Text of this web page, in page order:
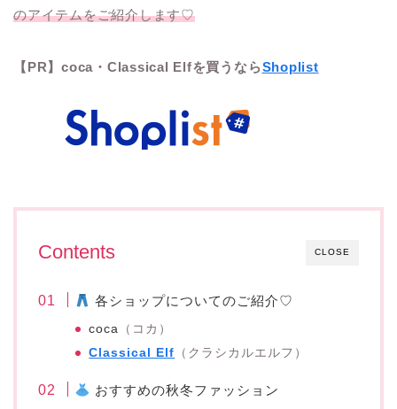
のアイテムをご紹介します♡
【PR】coca・Classical Elfを買うならShoplist
CLOSE
Contents
各ショップについてのご紹介♡
coca （コカ）
Classical Elf （クラシカルエルフ）
おすすめの秋冬ファッション